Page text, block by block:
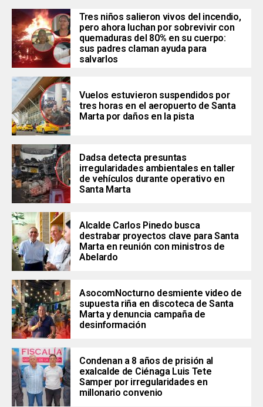
Tres niños salieron vivos del incendio,
pero ahora luchan por sobrevivir con
quemaduras del 80% en su cuerpo:
sus padres claman ayuda para
salvarlos
Vuelos estuvieron suspendidos por
tres horas en el aeropuerto de Santa
Marta por daños en la pista
Dadsa detecta presuntas
irregularidades ambientales en taller
de vehículos durante operativo en
Santa Marta
Alcalde Carlos Pinedo busca
destrabar proyectos clave para Santa
Marta en reunión con ministros de
Abelardo
AsocomNocturno desmiente video de
supuesta riña en discoteca de Santa
Marta y denuncia campaña de
desinformación
Condenan a 8 años de prisión al
exalcalde de Ciénaga Luis Tete
Samper por irregularidades en
millonario convenio